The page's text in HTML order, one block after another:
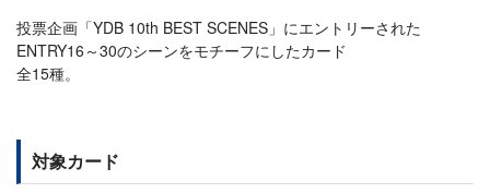
投票企画「YDB 10th BEST SCENES」にエントリーされた
ENTRY16～30のシーンをモチーフにしたカード
全15種。
対象カード